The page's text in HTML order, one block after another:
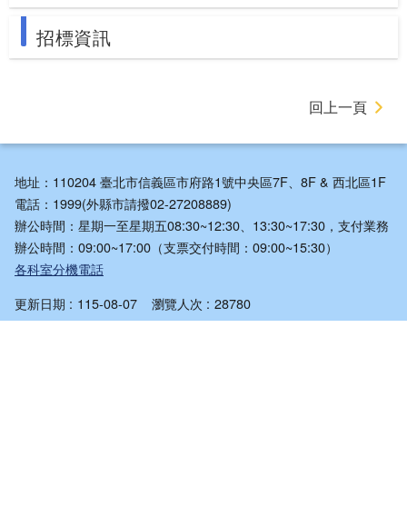
招標資訊
回上一頁
地址：110204 臺北市信義區市府路1號中央區7F、8F & 西北區1F
電話：1999(外縣市請撥02-27208889)
辦公時間：星期一至星期五08:30~12:30、13:30~17:30，支付業務
辦公時間：09:00~17:00（支票交付時間：09:00~15:30）
各科室分機電話
更新日期
115-08-07 瀏覽人次 28780